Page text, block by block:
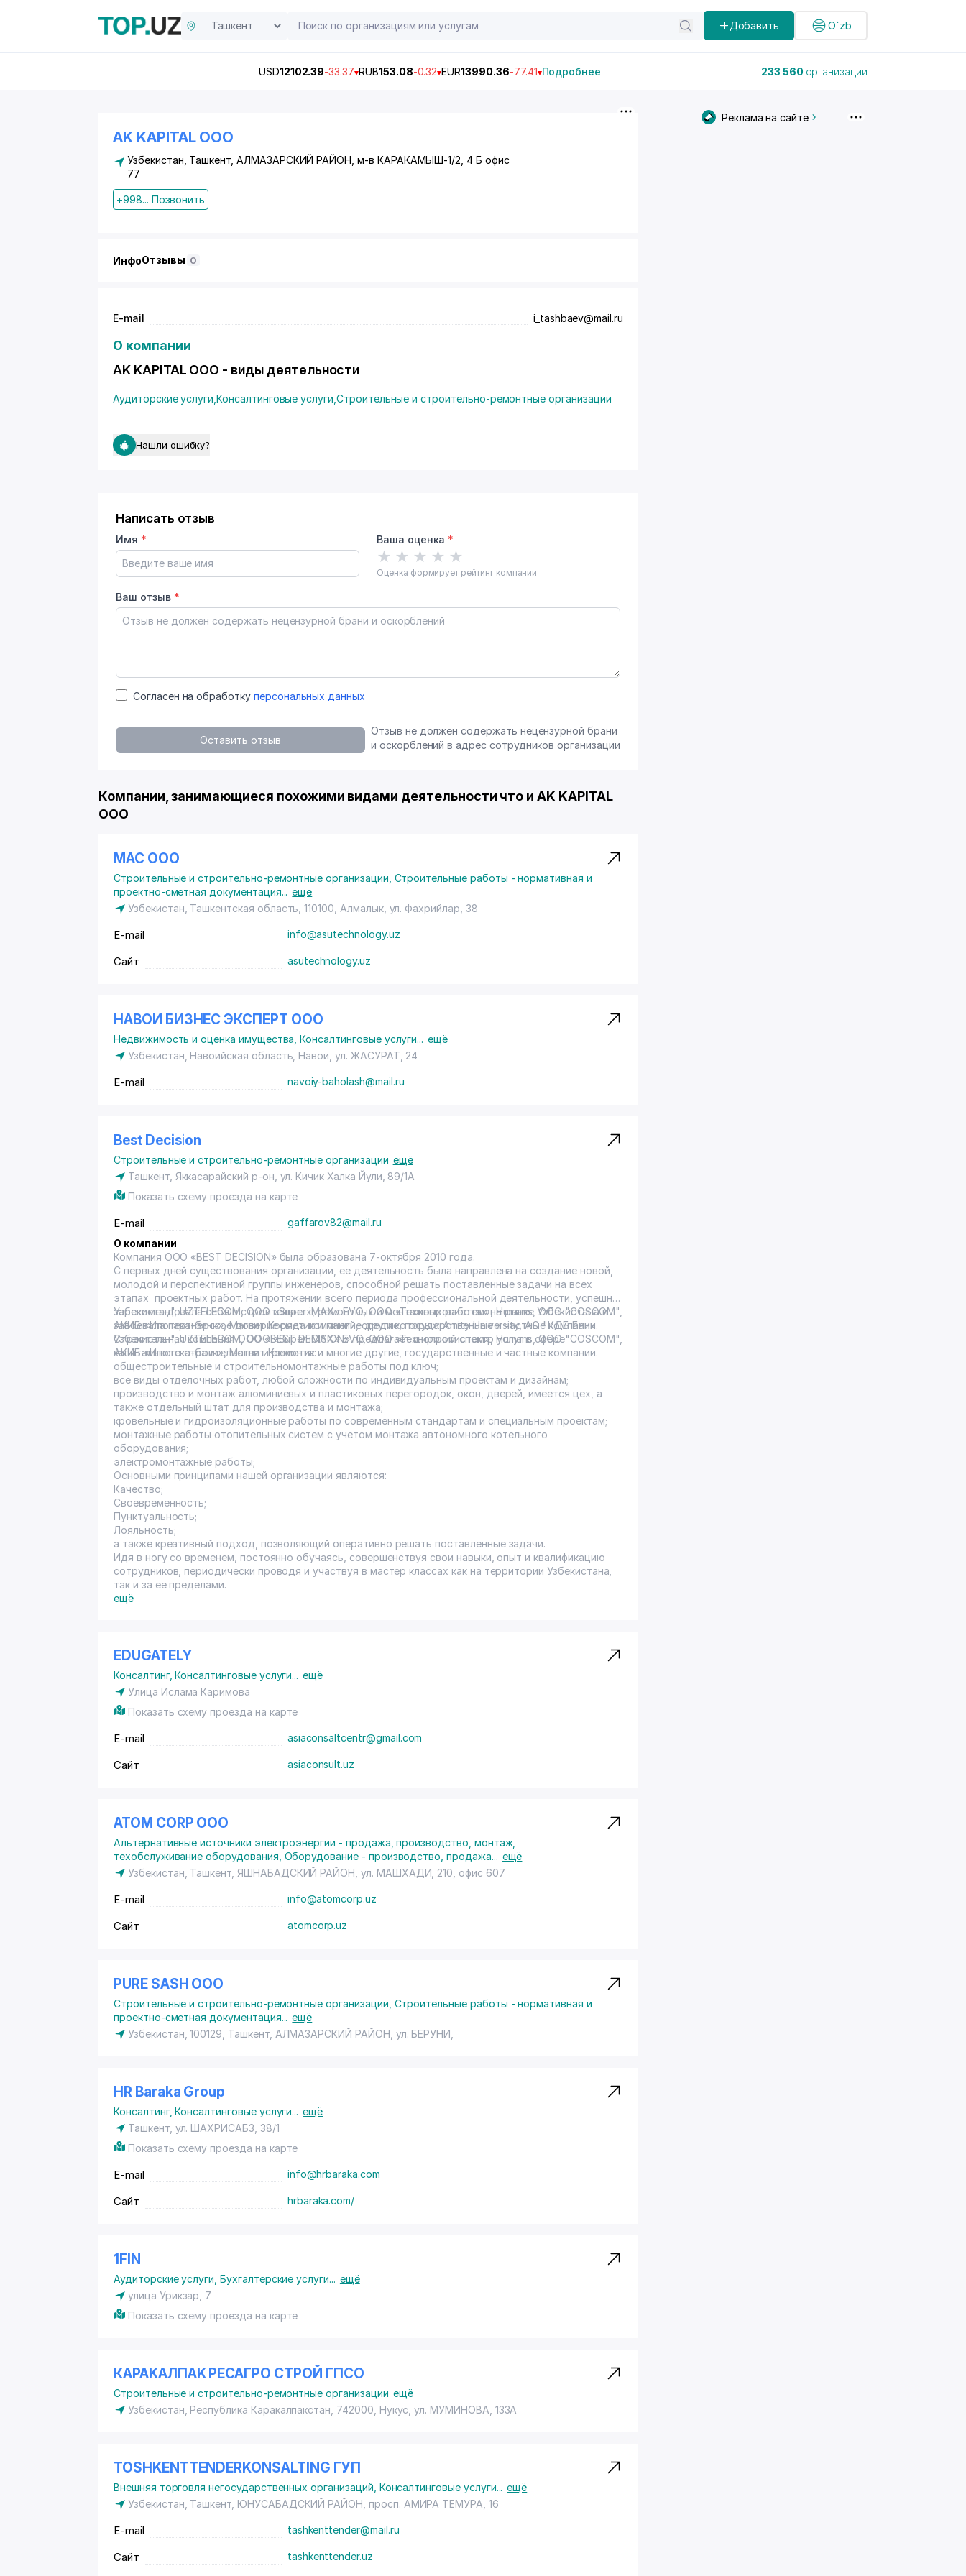
Добавить O`zb
USD12102.39-33.37 RUB153.08-0.32 EUR13990.36-77.41 Подробнее 233 560 организации
AK KAPITAL ООО
Узбекистан, Ташкент АЛМАЗАРСКИЙ РАЙОН ,м-в КАРАКАМЫШ-1/2 , 4 Б офис
77
+998... Позвонить
ИнфоОтзывы 0
E-mail i_tashbaev@mail.ru
О компании
AK KAPITAL ООО - виды деятельности
Аудиторские услуги ,Консалтинговые услуги Строительные и строительно-ремонтные организации
Нашли ошибку?
Написать отзыв
Имя * Ваша оценка *
★ ★ ★ ★ ★
Оценка формирует рейтинг компании
Ваш отзыв *
Согласен на обработку персональных данных
Оставить отзыв
Отзыв не должен содержать нецензурной брани
и оскорблений в адрес сотрудников организации
Компании, занимающиеся похожими видами деятельности что и AK KAPITAL
ООО
МАС ООО
Строительные и строительно-ремонтные организации Строительные работы - нормативная и
проектно-сметная документация... ещё
Узбекистан, Ташкентская область, 110100, Алмалык, ул. Фахрийлар , 38
E-mail info@asutechnology.uz
Сайт asutechnology.uz
НАВОИ БИЗНЕС ЭКСПЕРТ ООО
Недвижимость и оценка имущества ,Консалтинговые услуги... ещё
Узбекистан, Навоийская область, Навои,ул. ЖАСУРАТ , 24
E-mail navoiy-baholash@mail.ru
Best Decision
Строительные и строительно-ремонтные организации ещё
Ташкент, Яккасарайский р-он, ул. Кичик Халка Йули, 89/1А
Показать схему проезда на карте
E-mail
gaffarov82@mail.ru
О компании
Компания ООО «BEST DECISION» была образована 7-октября 2010 года.
C первых дней существования организации, ее деятельность была направлена на создание новой,
молодой и перспективной группы инженеров, способной решать поставленные задачи на всех
этапах проектных работ. На протяжении всего периода профессиональной деятельности, успешно
зарекомендовала себя в строительных, ремонтных и монтажных работах на рынке Узбекистана и
завоевала партнерское доверие ряда компаний, среди которых: Amity University, АО "КДБ Банк
Узбекистан", UZTELECOM, OOO «Super iMAX» EVO, ООО «Технопросистем», Humans, ООО "COSCOM",
АКИБ «Ипотека-банк», Магнит Косметик и многие другие, государственные и частные компании.
Узбекистан", UZTELECOM, OOO «Super iMAX» EVO, ООО «Технопросистем», Humans, ООО "COSCOM",
АКИБ «Ипотека-банк», Магнит Косметик и многие другие, государственные и частные компании.
Строительная компания ООО «BEST DECISION» предлагает широкий спектр услуг в сфере
капитального строительства и ремонта:
общестроительные и строительномонтажные работы под ключ;
все виды отделочных работ, любой сложности по индивидуальным проектам и дизайнам;
производство и монтаж алюминиевых и пластиковых перегородок, окон, дверей, имеется цех, а
также отдельный штат для производства и монтажа;
кровельные и гидроизоляционные работы по современным стандартам и специальным проектам;
монтажные работы отопительных систем с учетом монтажа автономного котельного
оборудования;
электромонтажные работы;
Основными принципами нашей организации являются:
Качество;
Своевременность;
Пунктуальность;
Лояльность;
а также креативный подход, позволяющий оперативно решать поставленные задачи.
Идя в ногу со временем, постоянно обучаясь, совершенствуя свои навыки, опыт и квалификацию
сотрудников, периодически проводя и участвуя в мастер классах как на территории Узбекистана,
так и за ее пределами.
ещё
EDUGATELY
Консалтинг,Консалтинговые услуги... ещё
Улица Ислама Каримова
Показать схему проезда на карте
E-mail asiaconsaltcentr@gmail.com
Сайт asiaconsult.uz
ATOM CORP ООО
Альтернативные источники электроэнергии - продажа, производство, монтаж,
техобслуживание оборудования Оборудование - производство, продажа... ещё
Узбекистан, Ташкент, ЯШНАБАДСКИЙ РАЙОН , ул. МАШХАДИ, 210, офис 607
E-mail info@atomcorp.uz
Сайт atomcorp.uz
PURE SASH ООО
Строительные и строительно-ремонтные организации Строительные работы - нормативная и
проектно-сметная документация... ещё
Узбекистан, 100129, Ташкент, АЛМАЗАРСКИЙ РАЙОН ул. БЕРУНИ
HR Baraka Group
Консалтинг,Консалтинговые услуги... ещё
Ташкент, ул. ШАХРИСАБЗ, 38/1
Показать схему проезда на карте
E-mail info@hrbaraka.com
Сайт hrbaraka.com/
1FIN
Аудиторские услуги ,Бухгалтерские услуги... ещё
улица Урикзар, 7
Показать схему проезда на карте
КAPAKAЛПAK PECAГPO CTPOЙ ГПСО
Строительные и строительно-ремонтные организации ещё
Узбекистан, Республика Каракалпакстан, 742000, Нукус,ул. МУМИНОВА , 133А
TOSHKENTTENDERKONSALTING ГУП
Внешняя торговля негосударственных организаций Консалтинговые услуги... ещё
Узбекистан, Ташкент, ЮНУСАБАДСКИЙ РАЙОН просп. АМИРА ТЕМУРА , 16
E-mail tashkenttender@mail.ru
Сайт tashkenttender.uz
Реклама на сайте